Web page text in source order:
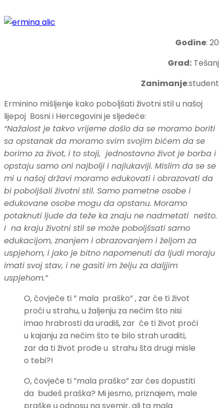
Godine: 20
Grad: Tešanj
Zanimanje:student
Erminino mišljenje kako poboljšati životni stil u našoj
lijepoj Bosni i Hercegovini je sljedeće:
“Nažalost je takvo vrijeme došlo da se moramo boriti
sa opstanak da moramo svim svojim bićem da se
borimo za život, i to stoji, jednostavno život je borba i
opstaju samo oni najbolji i najlukaviji. Mislim da se se
mi u našoj državi moramo edukovati i obrazovati da
bi poboljšali životni stil. Samo pametne osobe i
edukovane osobe mogu da opstanu. Moramo
potaknuti ljude da teže ka znaju ne nadmetati nešto.
I na kraju životni stil se može poboljšsati samo
edukacijom, znanjem i obrazovanjem i željom za
uspjehom, i jako je bitno napomenuti da ljudi moraju
imati svoj stav, i ne gasiti im želju za daljjim
uspjehom.”
O, čovječe ti ” mala praško” , zar će ti život
proći u strahu, u žaljenju za nečim što nisi
imao hrabrosti da uradiš, zar će ti život proći
u kajanju za nečim što te bilo strah uraditi,
zar da ti život prođe u strahu šta drugi misle
o tebi?!
O, čovječe ti ”mala praško” zar ćes dopustiti
da budeš praška? Mi jesmo, priznajem, male